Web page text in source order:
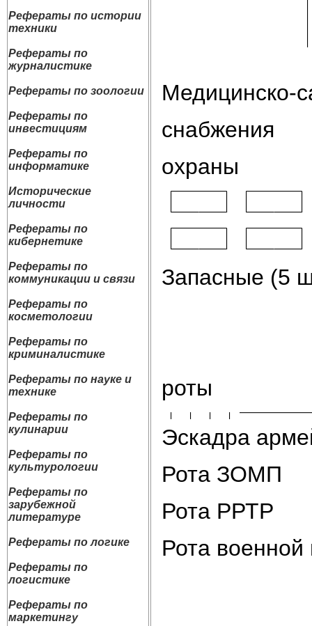
Рефераты по истории
техники
Рефераты по
журналистике
Рефераты по зоологии
Рефераты по
инвестициям
Рефераты по
информатике
Исторические
личности
Рефераты по
кибернетике
Рефераты по
коммуникации и связи
Рефераты по
косметологии
Рефераты по
криминалистике
Рефераты по науке и
технике
Рефераты по
кулинарии
Рефераты по
культурологии
Рефераты по
зарубежной
литературе
Рефераты по логике
Рефераты по
логистике
Рефераты по
маркетингу
Медицинско-
снабжения
охраны
Запасные (5
роты
Эскадра
Рота ЗОМП
Рота РРТР
Рота военной